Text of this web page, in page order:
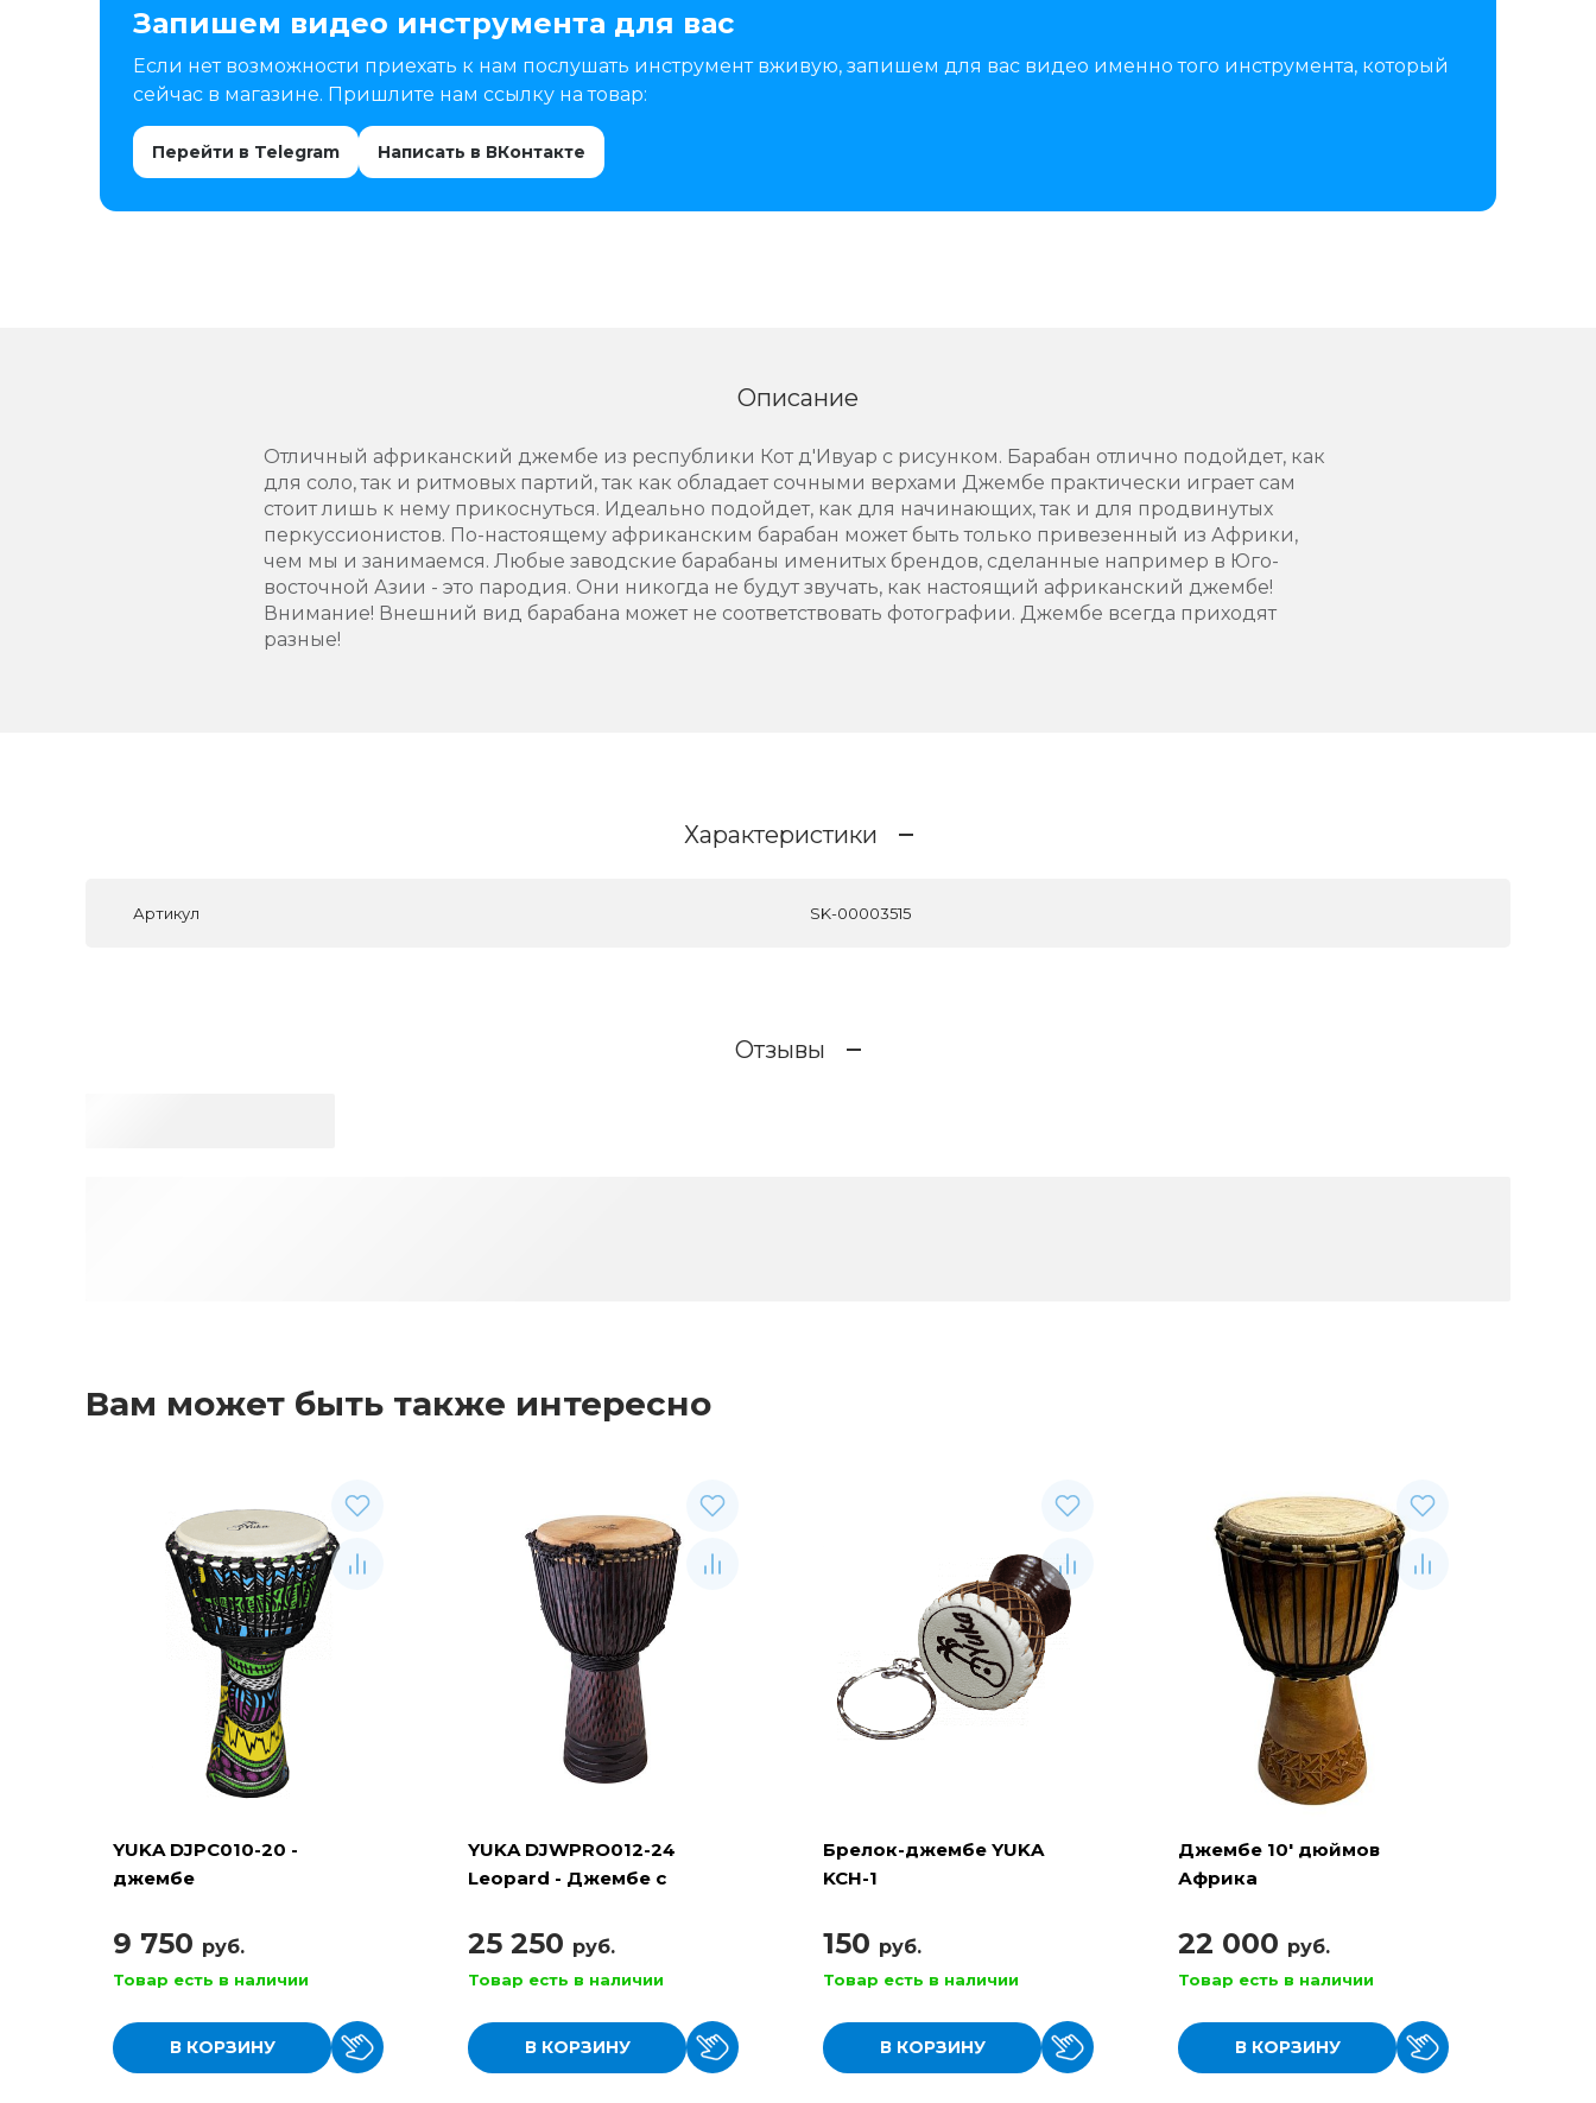
Запишем видео инструмента для вас
Если нет возможности приехать к нам послушать инструмент вживую, запишем для вас видео именно того инструмента, который
сейчас в магазине. Пришлите нам ссылку на товар:
Перейти в Telegram Написать в ВКонтакте
Описание
Отличный африканский джембе из республики Кот д'Ивуар с рисунком. Барабан отлично подойдет, как
для соло, так и ритмовых партий, так как обладает сочными верхами Джембе практически играет сам
стоит лишь к нему прикоснуться. Идеально подойдет, как для начинающих, так и для продвинутых
перкуссионистов. По-настоящему африканским барабан может быть только привезенный из Африки,
чем мы и занимаемся. Любые заводские барабаны именитых брендов, сделанные например в Юго-
восточной Азии - это пародия. Они никогда не будут звучать, как настоящий африканский джембе!
Внимание! Внешний вид барабана может не соответствовать фотографии. Джембе всегда приходят
разные!
Характеристики
Артикул SK-00003515
Отзывы
Вам может быть также интересно
YUKA DJPC010-20 -
джембе
9 750 руб.
Товар есть в наличии
В КОРЗИНУ
YUKA DJWPRO012-24
Leopard - Джембе с
25 250 руб.
Товар есть в наличии
В КОРЗИНУ
Брелок-джембе YUKA
KCH-1
150 руб.
Товар есть в наличии
В КОРЗИНУ
Джембе 10' дюймов
Африка
22 000 руб.
Товар есть в наличии
В КОРЗИНУ